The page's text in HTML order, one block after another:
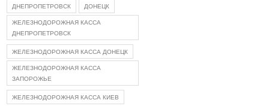
ДНЕПРОПЕТРОВСК
ДОНЕЦК
ЖЕЛЕЗНОДОРОЖНАЯ КАССА
ДНЕПРОПЕТРОВСК
ЖЕЛЕЗНОДОРОЖНАЯ КАССА ДОНЕЦК
ЖЕЛЕЗНОДОРОЖНАЯ КАССА
ЗАПОРОЖЬЕ
ЖЕЛЕЗНОДОРОЖНАЯ КАССА КИЕВ